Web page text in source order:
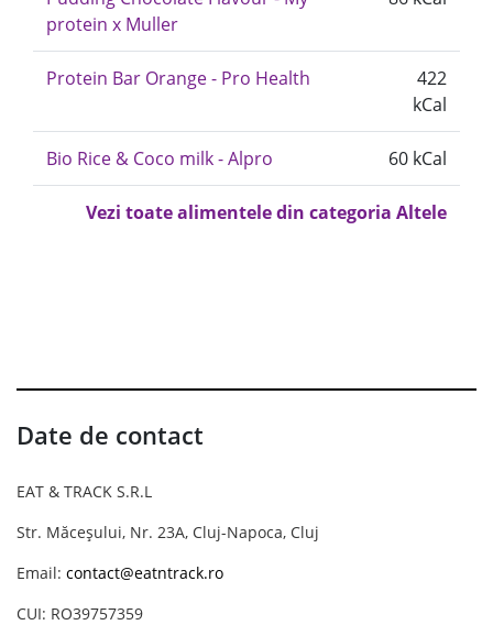
protein x Muller
Protein Bar Orange - Pro Health
422
kCal
Bio Rice & Coco milk - Alpro 60 kCal
Vezi toate alimentele din categoria Altele
Date de contact
EAT & TRACK S.R.L
Str. Măceșului, Nr. 23A, Cluj-Napoca, Cluj
Email: contact@eatntrack.ro
CUI: RO39757359